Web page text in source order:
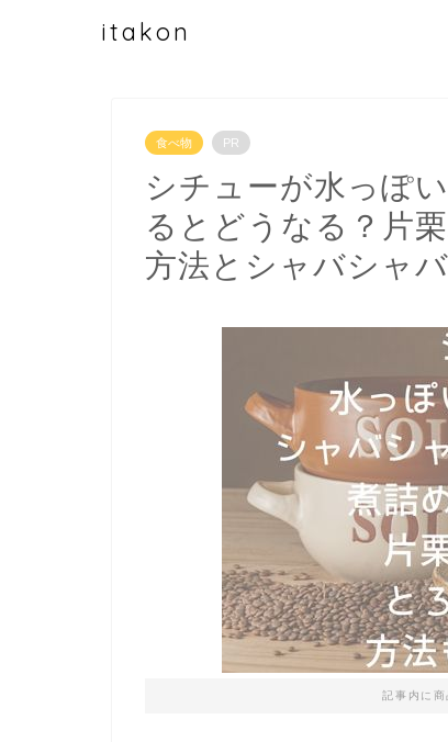
itakon
食べ物 PR
シチューが水っぽ
るとどうなる？片
方法とシャバシャ
記事内に